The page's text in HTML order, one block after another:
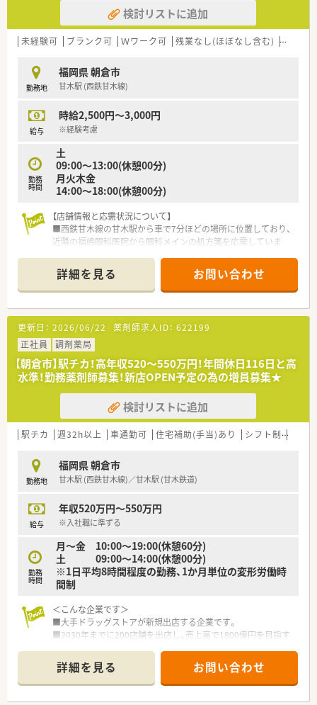
検討リストに追加
未経験可 ブランク可 Ｗワーク可 残業なし(ほぼなし含む) 転勤な
勤務地
福岡県 朝倉市
甘木駅 (西鉄甘木線)
給与
時給2,500円～3,000円
※経験考慮
勤務
時間
土
09:00～13:00(休憩00分)
月火木金
14:00～18:00(休憩00分)
【店舗情報と応需状況について】
■西鉄甘木線の甘木駅から車で7分ほどの場所に位置しており、
近隣の福嶋眼科医院から眼科メインの処方箋を応需していま
■処方箋枚数は1日あたり平均30枚から40枚程度であり、眼科応
需が中心のため落ち着いて正確な業務を行える環境です。
■薬剤師は正社員1名とパート2名の計3名が在籍しており、ベテ
ランの事務スタッフ2名と共に円滑な運営を続けています。
【募集背景と求める人物像について】
■現在は業務拡大に伴う増員での募集を行っており、特に土曜日
の09:00から13:00まで勤務可能な方を急募しています。
■年齢や性別は一切不問で60代の方まで幅広く受け入れてお
り、早めの入社が可能な方を優先的に選考する方針を掲げていま
す。
■調剤経験については不問としているため、未経験やブランクが
ある方でも前向きに業務を習得する意欲がある方を歓迎しま
す。
【法人特徴について】 ■福岡県朝倉市にて1店舗のみを運営して
いる個人薬局であり、地域に深く根ざして30年以上の確かな歴
史を積み重ねています。
超えるベテラン薬剤師も在籍するなど長く働ける職場環境で
す。
地元の方々との信頼関係を大切にした丁寧な対応を理念として
います。
【求人情報について】
であり、今までの経験やスキルを最大限に考慮して決定されま
す。
■昇給制度も設けられているため日々の貢献が評価に繋がりや
すく、長期的にモチベーションを維持しながら働くことが可能で
す。
■扶養内勤務を希望される方やWワークを検討されている方な
ど、個々のライフスタイルに合わせた柔軟な働き方の相談に応じ
ます。
詳細を見る お問い合わせ
更新日： 2026/06/22 薬剤師求人ID： 622199
正社員
調剤薬局
【朝倉市】駅チカ！高年収520～550万円！年間休日116日と高
水準！勤務薬剤師募集！新店OPEN予定の為の増員募集★
検討リストに追加
駅チカ 週32h以上 車通勤可 住宅補助(手当)あり シフト制
勤務地
福岡県 朝倉市
甘木駅 (西鉄甘木線)／甘木駅 (甘木鉄道)
給与
年収520万円～550万円
※入社職に準ずる
勤務
時間
月～金 10:00～19:00(休憩60分)
土 09:00～14:00(休憩00分)
※1日平均8時間程度の勤務、1か月単位の変形労働時
間制
＜こんな企業です＞
■大手ドラッグストアが新規出店する企業です。
■2030年までに200店舗を出店し、売上高で1800億円を目指す
■全店、新規出店なので薬局の立ち上げを経験する事が可能で
す。
■店舗数の増加に応じてポジションも増加するので昇格の機会
が多い企業です。
詳細を見る お問い合わせ